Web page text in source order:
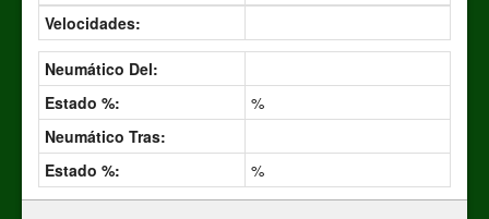
Velocidades:
Neumático Del:
Estado %:
%
Neumático Tras:
Estado %:
%